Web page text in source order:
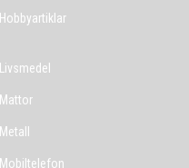
Hobbyartiklar
Livsmedel
Mattor
Metall
Mobiltelefon